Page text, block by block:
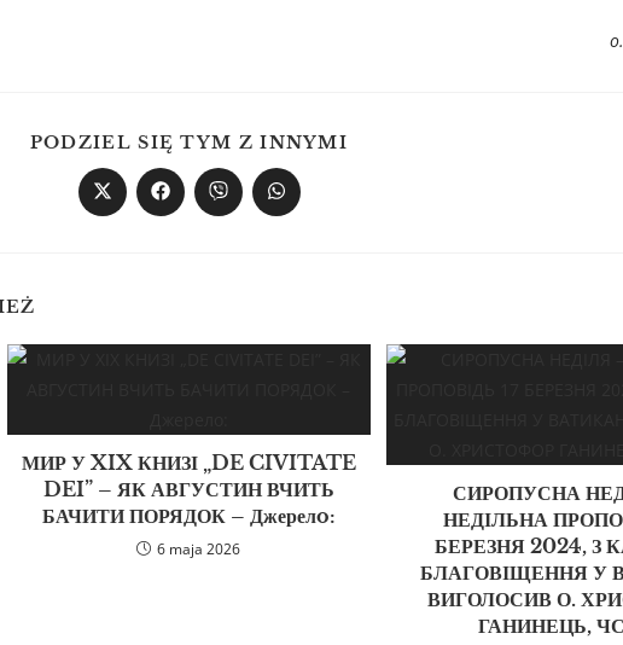
PODZIEL SIĘ TYM Z INNYMI
МИР У XIX КНИЗІ „DE CIVITATE
DEI” – ЯК АВГУСТИН ВЧИТЬ
БАЧИТИ ПОРЯДОК – Джерелo:
6 maja 2026
СИРОПУСНА
НЕДІЛЬНА
БЕРЕЗНЯ 2024, З
БЛАГОВІЩЕННЯ У
ВИГОЛОСИВ О.
ГАНИНЕЦЬ,